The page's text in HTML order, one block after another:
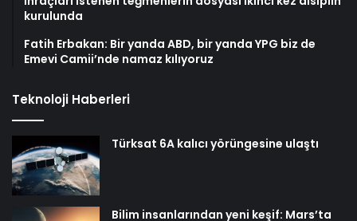
kurulunda
Fatih Erbakan: Bir yanda ABD, bir yanda YPG biz de
Emevi Camii’nde namaz kılıyoruz
Teknoloji Haberleri
Türksat 6A kalıcı yörüngesine ulaştı
Bilim insanlarından yeni keşif: Mars’ta